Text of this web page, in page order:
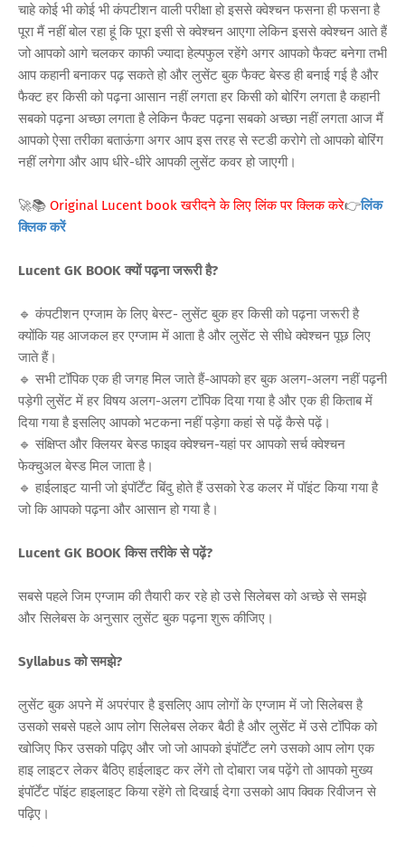
चाहे कोई भी कोई भी कंपटीशन वाली परीक्षा हो इससे क्वेश्चन फसना ही फसना है
पूरा मैं नहीं बोल रहा हूं कि पूरा इसी से क्वेश्चन आएगा लेकिन इससे क्वेश्चन आते हैं
जो आपको आगे चलकर काफी ज्यादा हेल्पफुल रहेंगे अगर आपको फैक्ट बनेगा तभी
आप कहानी बनाकर पढ़ सकते हो और लुसेंट बुक फैक्ट बेस्ड‌ ही बनाई गई है और
फैक्ट हर किसी को पढ़ना आसान नहीं लगता हर किसी को बोरिंग लगता है कहानी
सबको पढ़ना अच्छा लगता है लेकिन फैक्ट पढ़ना सबको अच्छा नहीं लगता आज मैं
आपको ऐसा तरीका बताऊंगा अगर आप इस तरह से स्टडी करोगे तो आपको बोरिंग
नहीं लगेगा और आप धीरे-धीरे आपकी लुसेंट कवर हो जाएगी।
🚀📚 Original Lucent book खरीदने के लिए लिंक पर क्लिक करे👉लिंक
क्लिक करें
Lucent GK BOOK क्यों पढ़ना जरूरी है?
🔹 कंपटीशन एग्जाम के लिए बेस्ट- लुसेंट बुक हर किसी को पढ़ना जरूरी है
क्योंकि यह आजकल हर एग्जाम में आता है और लुसेंट से सीधे क्वेश्चन पूछ लिए
जाते हैं।
🔹 सभी टॉपिक एक ही जगह मिल जाते हैं-आपको हर बुक अलग-अलग नहीं पढ़नी
पड़ेगी लुसेंट में हर विषय अलग-अलग टॉपिक दिया गया है और एक ही किताब में
दिया गया है इसलिए आपको भटकना नहीं पड़ेगा कहां से पढ़ें कैसे पढ़ें।
🔹 संक्षिप्त और क्लियर बेस्ड फाइव क्वेश्चन-यहां पर आपको सर्च क्वेश्चन
फेक्चुअल बेस्ड मिल जाता है।
🔹 हाईलाइट यानी जो इंपॉर्टेंट बिंदु होते हैं उसको रेड कलर में पॉइंट किया गया है
जो कि आपको पढ़ना और आसान हो गया है।
Lucent GK BOOK किस तरीके से पढ़ें?
सबसे पहले जिम एग्जाम की तैयारी कर रहे हो उसे सिलेबस को अच्छे से समझे
और सिलेबस के अनुसार लुसेंट बुक पढ़ना शुरू कीजिए।
Syllabus को समझे?
लुसेंट बुक अपने में अपरंपार है इसलिए आप लोगों के एग्जाम में जो सिलेबस है
उसको सबसे पहले आप लोग सिलेबस लेकर बैठी है और लुसेंट में उसे टॉपिक को
खोजिए फिर उसको पढ़िए और जो जो आपको इंपॉर्टेंट लगे उसको आप लोग एक
हाइ लाइटर लेकर बैठिए हाईलाइट कर लेंगे तो दोबारा जब पढ़ेंगे तो आपको मुख्य
इंपॉर्टेंट पॉइंट हाइलाइट किया रहेंगे तो दिखाई देगा उसको आप क्विक रिवीजन से
पढ़िए।